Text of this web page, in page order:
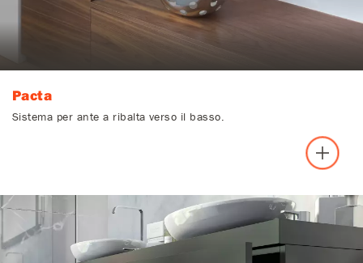
Pacta
Sistema per ante a ribalta verso il basso.